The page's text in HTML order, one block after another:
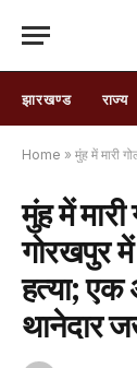
झारखण्ड राज्य
Home » मुंह में मारी गोली,
मुंह में
गोरखपुर
हत्या; एक
थानेदार